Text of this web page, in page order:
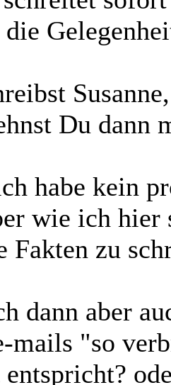
Du dann
habe kein
wie ich
Fakten zu
dann aber
mails "so
entspricht?